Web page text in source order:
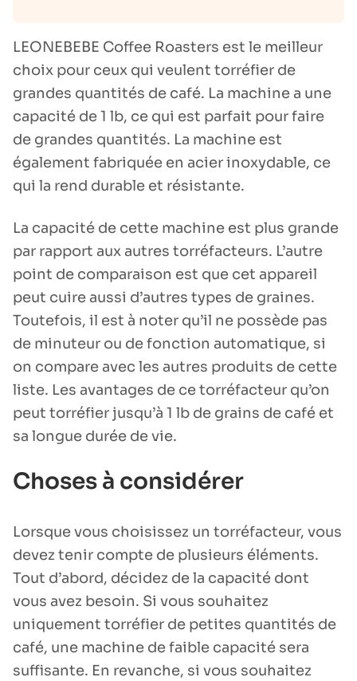
LEONEBEBE Coffee Roasters est le meilleur
choix pour ceux qui veulent torréfier de
grandes quantités de café. La machine a une
capacité de 1 lb, ce qui est parfait pour faire
de grandes quantités. La machine est
également fabriquée en acier inoxydable, ce
qui la rend durable et résistante.
La capacité de cette machine est plus grande
par rapport aux autres torréfacteurs. L’autre
point de comparaison est que cet appareil
peut cuire aussi d’autres types de graines.
Toutefois, il est à noter qu’il ne possède pas
de minuteur ou de fonction automatique, si
on compare avec les autres produits de cette
liste. Les avantages de ce torréfacteur qu’on
peut torréfier jusqu’à 1 lb de grains de café et
sa longue durée de vie.
Choses à considérer
Lorsque vous choisissez un torréfacteur, vous
devez tenir compte de plusieurs éléments.
Tout d’abord, décidez de la capacité dont
vous avez besoin. Si vous souhaitez
uniquement torréfier de petites quantités de
café, une machine de faible capacité sera
suffisante. En revanche, si vous souhaitez